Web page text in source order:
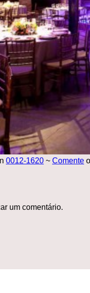
0012-1620 ~ Comente
um comentário.